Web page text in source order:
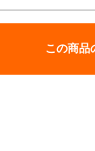
この商品